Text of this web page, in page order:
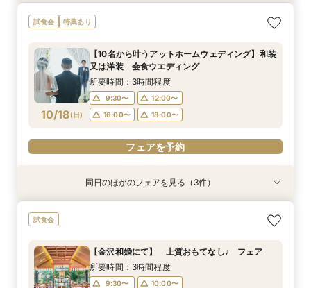
10/17 (土)
【家族婚フェア】宿泊特典付き/洋装・和装/相談
会 アットホームウエディング相談会
9:30〜
12:00〜
16:00〜
18:00〜
フェアを予約
10/17 (土)
【金沢和婚にて】 上質おもてなし♪ フェア
9:30〜
10:00〜
13:00〜
16:00〜
18:00〜
フェアを予約
10/17 (土)
2026年12月までの挙式をお考えのお2人へ 宿
泊・ドレス特典付き
9:30〜
10:00〜
13:00〜
16:00〜
18:00〜
試食会 特典あり
10/18(日)
【10名から叶うアットホームウェディング】和装
又は洋装 会食ウエディング
所要時間：3時間程度
9:30〜
12:00〜
16:00〜
18:00〜
フェアを予約
10/18(日)
【家族婚フェア】宿泊特典付き/洋装・和装/相談
16:00〜
18:00〜
10/18(日)
9:30〜
10:00〜
13:00〜
16:00〜
18:00〜
10/18(日)
2026年12月までの挙式をお考えのお2人へ 宿
13:00〜
16:00〜
同日のほかのフェアを見る（3件）
試食会
【金沢和婚にて】 上質おもてなし♪ フェア
所要時間：3時間程度
9:30〜
10:00〜